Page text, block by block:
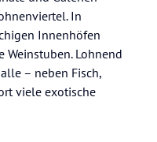
In
Innenhöfen
Weinstuben. Lohnend
– neben Fisch,
viele exotische